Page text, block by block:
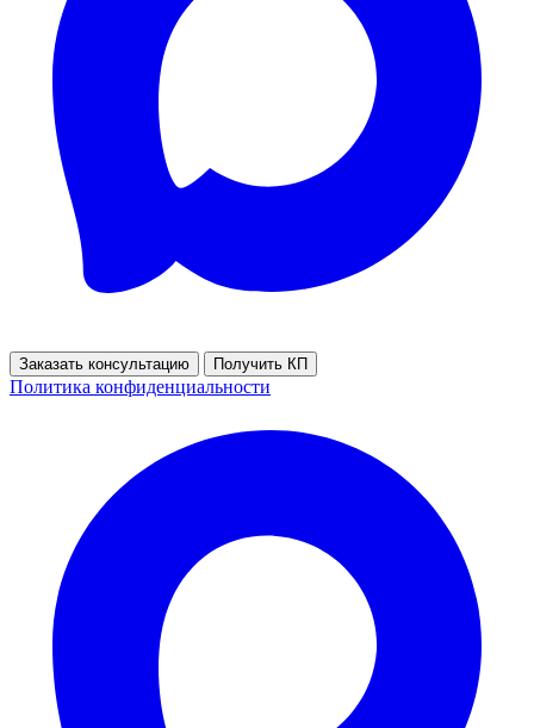
Заказать консультацию Получить КП
Политика конфиденциальности